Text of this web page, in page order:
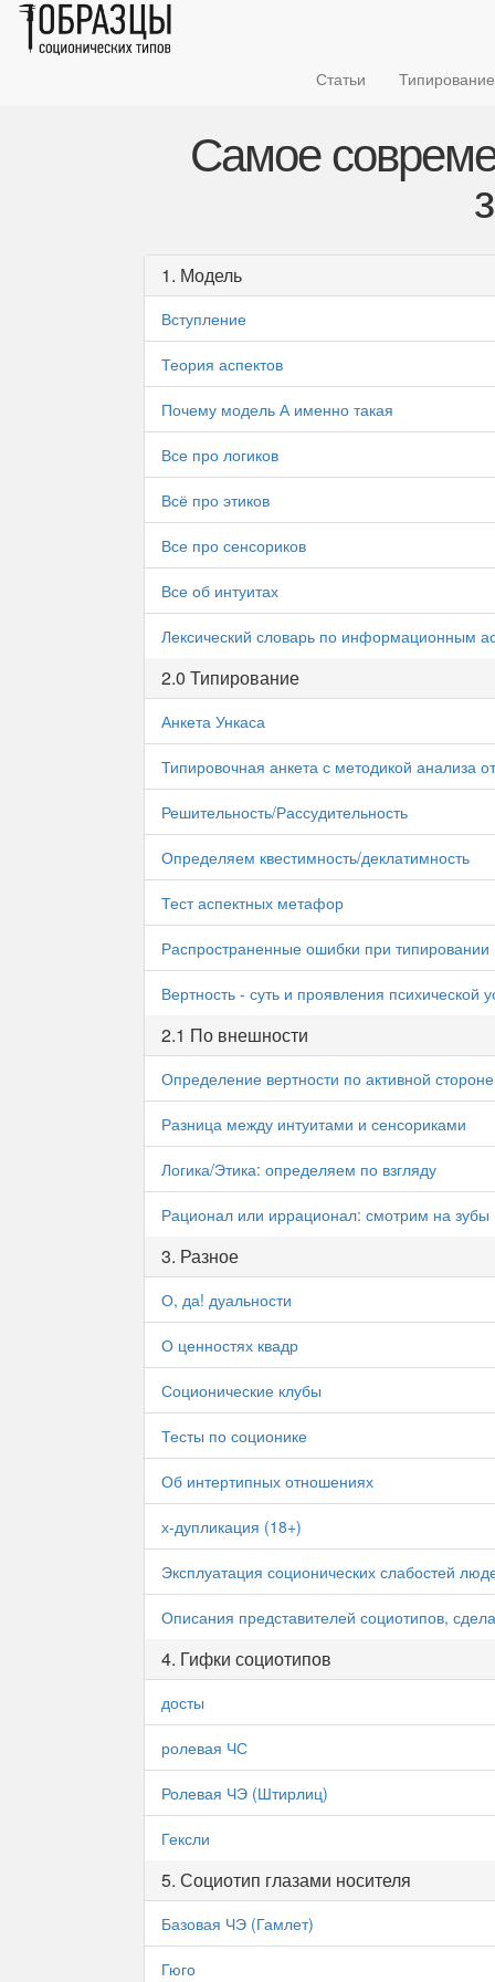
Статьи Типирование
Самое
1. Модель
Вступление
Теория аспектов
Почему модель А именно такая
Все про логиков
Всё про этиков
Все про сенсориков
Все об интуитах
Лексический словарь по информационным
2.0 Типирование
Анкета Ункаса
Типировочная анкета с методикой анализа
Решительность/Рассудительность
Определяем квестимность/деклатимность
Тест аспектных метафор
Распространенные ошибки при типировании
Вертность - суть и проявления психической
2.1 По внешности
Определение вертности по активной
Разница между интуитами и сенсориками
Логика/Этика: определяем по взгляду
Рационал или иррационал: смотрим на зубы
3. Разное
О, да! дуальности
О ценностях квадр
Соционические клубы
Тесты по соционике
Об интертипных отношениях
х-дупликация (18+)
Эксплуатация соционических слабостей
Описания представителей социотипов,
4. Гифки социотипов
досты
ролевая ЧС
Ролевая ЧЭ (Штирлиц)
Гексли
5. Социотип глазами носителя
Базовая ЧЭ (Гамлет)
Гюго